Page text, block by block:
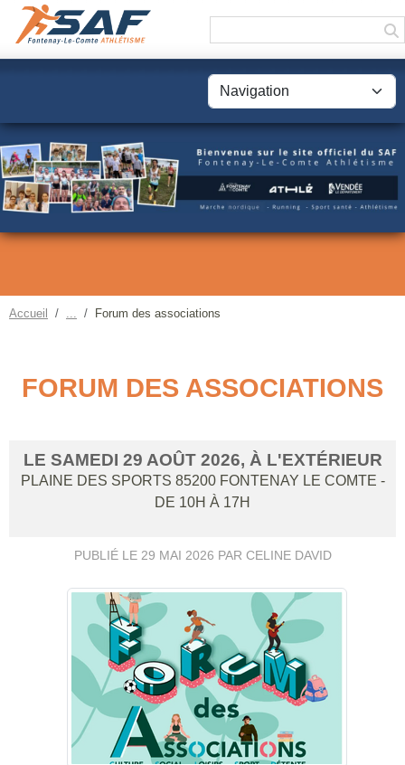
Accueil Forum des associations
FORUM DES ASSOCIATIONS
LE SAMEDI 29 AOÛT 2026, À L'EXTÉRIEUR
PLAINE DES SPORTS 85200 FONTENAY LE COMTE -
DE 10H À 17H
PUBLIÉ LE 29 MAI 2026 PAR CELINE DAVID
Panneau de gestion des cookies